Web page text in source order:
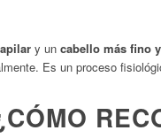
y un cabello más fino
Es un proceso